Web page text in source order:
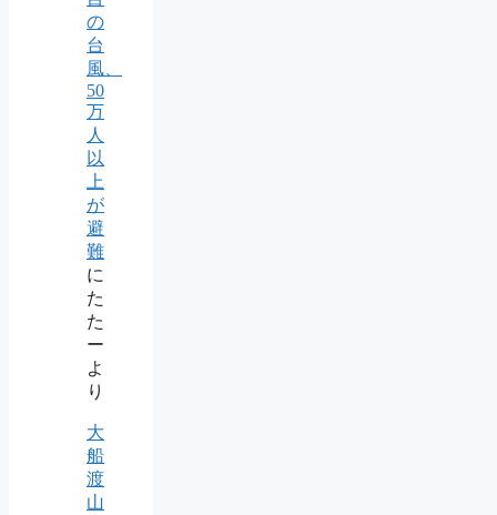
の
台
風、
50
万
人
以
上
が
避
難
に
た
た
ー
よ
り
大
船
渡
山